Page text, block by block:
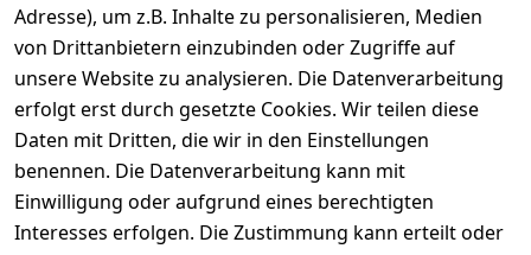
5
( 0
)
4
( 0
)
3
( 0
)
2
( 0
Adresse), um z.B. Inhalte zu personalisieren, Medien
von Drittanbietern einzubinden oder Zugriffe auf
unsere Website zu analysieren. Die Datenverarbeitung
erfolgt erst durch gesetzte Cookies. Wir teilen diese
Daten mit Dritten, die wir in den Einstellungen
benennen. Die Datenverarbeitung kann mit
Einwilligung oder aufgrund eines berechtigten
Interesses erfolgen. Die Zustimmung kann erteilt oder